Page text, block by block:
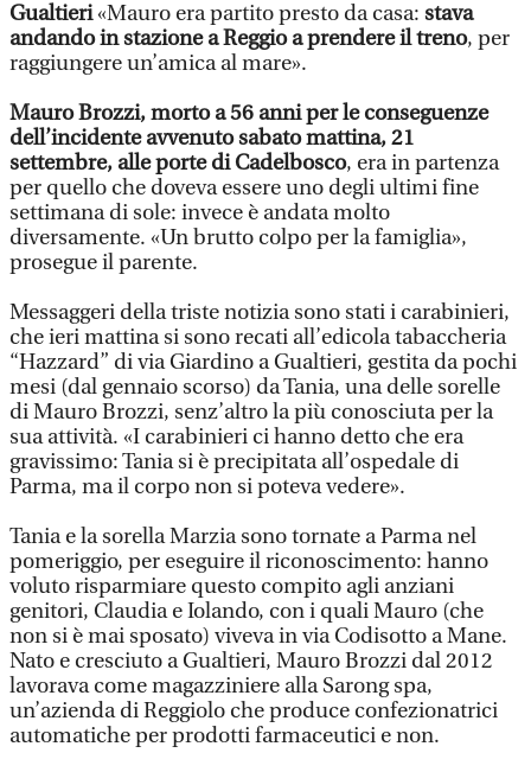
Gualtieri«Mauro era partito presto da casa: stava
andando in stazione a Reggio a prendere il treno, per
raggiungere un’amica al mare».
Mauro Brozzi, morto a 56 anni per le conseguenze
dell’incidente avvenuto sabato mattina, 21
settembre, alle porte di Cadelbosco, era in partenza
per quello che doveva essere uno degli ultimi fine
settimana di sole: invece è andata molto
diversamente. «Un brutto colpo per la famiglia»,
prosegue il parente.
Messaggeri della triste notizia sono stati i carabinieri,
che ieri mattina si sono recati all’edicola tabaccheria
“Hazzard” di via Giardino a Gualtieri, gestita da pochi
mesi (dal gennaio scorso) da Tania, una delle sorelle
di Mauro Brozzi, senz’altro la più conosciuta per la
sua attività. «I carabinieri ci hanno detto che era
gravissimo: Tania si è precipitata all’ospedale di
Parma, ma il corpo non si poteva vedere».
Tania e la sorella Marzia sono tornate a Parma nel
pomeriggio, per eseguire il riconoscimento: hanno
voluto risparmiare questo compito agli anziani
genitori, Claudia e Iolando, con i quali Mauro (che
non si è mai sposato) viveva in via Codisotto a Mane.
Nato e cresciuto a Gualtieri, Mauro Brozzi dal 2012
lavorava come magazziniere alla Sarong spa,
un’azienda di Reggiolo che produce confezionatrici
automatiche per prodotti farmaceutici e non.